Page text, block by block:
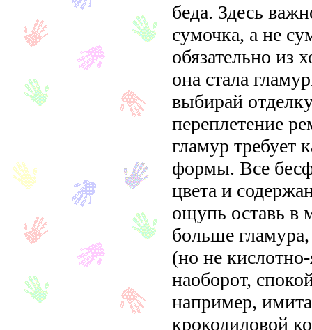
беда. Здесь
сумочка, а не
обязательно из
она стала
выбирай
переплетение
гламур требует
формы. Все
цвета и
ощупь оставь в
больше
(но не
наоборот,
например,
крокодиловой